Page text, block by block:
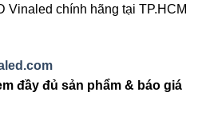
Vinaled chính hãng tại TP.HCM
đầy đủ sản phẩm & báo giá